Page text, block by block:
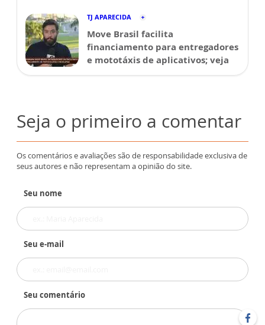
TJ APARECIDA
Move Brasil facilita
financiamento para entregadores
e mototáxis de aplicativos; veja
Seja o primeiro a comentar
Os comentários e avaliações são de responsabilidade exclusiva de
seus autores e não representam a opinião do site.
Seu nome
Seu e-mail
Seu comentário